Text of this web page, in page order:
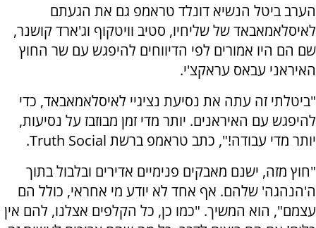
הערב ביטל הנשיא דונלד טראמפ גם את הגעתם
לאיסלאמאבאד של שליחיו, סטיב וויטקוף וג'ארד קושנר,
שם הם היו אמורים לפי הדיווחים להיפגש עם שר החוץ
האיראני עבאס עראקצ'י.
"ביטלתי זה עתה את נסיעת נציגיי לאיסלאמאבאד, כדי
להיפגש עם האיראנים. יותר מדי זמן מבוזבז על נסיעות,
יותר מדי עבודה!", כתב טראמפ ברשת Truth Social.
"חוץ מזה, ישנם מאבקים פנימיים אדירים ובלבול בתוך
ה'הנהגה' שלהם. אף אחד לא יודע מי אחראי, כולל הם
עצמם", הוא המשיך. "כמו כן, כל הקלפים אצלנו, להם אין